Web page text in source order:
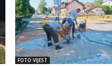
FOTO VIJEST